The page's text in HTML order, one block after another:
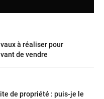
à réaliser pour
de vendre
de propriété : puis-je le